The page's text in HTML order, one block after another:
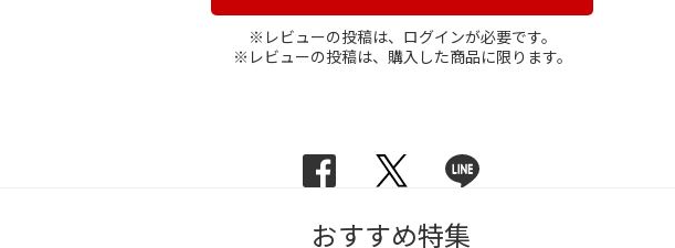
※レビューの投稿は、ログインが必要です。
※レビューの投稿は、購入した商品に限ります。
おすすめ特集